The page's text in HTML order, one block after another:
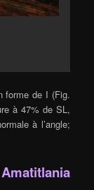
forme de I (Fig.
à 47% de SL,
à l’angle;
12